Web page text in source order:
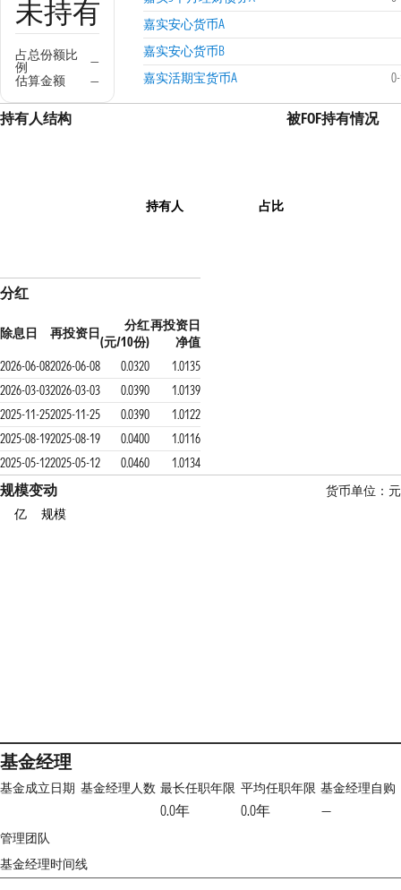
未持有
占总份额比
例
—
估算金额
—
嘉实安心货币A
嘉实安心货币B
嘉实活期宝货币A
持有人结构
持有人 占比
被FOF持有情况
分红
除息日 再投资日
分红
(元/10份)
再投资日
净值
2026-06-082026-06-08 0.0320
1.0135
2026-03-032026-03-03 0.0390
1.0139
2025-11-252025-11-25 0.0390
1.0122
2025-08-192025-08-19 0.0400
1.0116
2025-05-122025-05-12 0.0460 1.0134
规模变动
货币单位：元
亿
规模
基金经理
基金成立日期 基金经理人数 最长任职年限
0.0年
平均任职年限
0.0年
基金经理自购
—
管理团队
基金经理时间线